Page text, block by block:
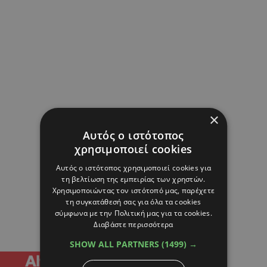
×
Αυτός ο ιστότοπος
χρησιμοποιεί cookies
Αυτός ο ιστότοπος χρησιμοποιεί cookies για
τη βελτίωση της εμπειρίας των χρηστών.
Χρησιμοποιώντας τον ιστότοπό μας, παρέχετε
τη συγκατάθεσή σας για όλα τα cookies
σύμφωνα με την Πολιτική μας για τα cookies.
Διαβάστε περισσότερα
SHOW ALL PARTNERS (1499) →